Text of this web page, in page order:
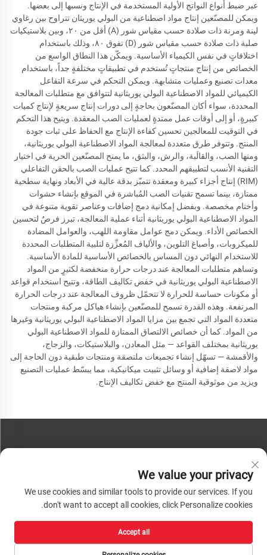
عبر ضبط أنواع النواتج الأولية المستخدمة في الإنتاج ونسبها إلى بعضها.
ويمكن للمصنّعين إنتاج مواد اصطناعية من البولي يوريثان تتراوح بين رغاوي
لينة ومرنة ذات صلادة حسب مقياس شور (A) أقل من ٢٠، وبين بلاستيكيات
صلبة ذات صلادة حسب مقياس شور (D) تفوق ٨٠، وذلك باستخدام
اختلافاتٍ في نفس الكيمياء الأساسية. ويمكّن هذا النطاق الواسع من
الخصائص من إنتاج منتجاتٍ تُستخدم في تطبيقاتٍ مختلفةٍ جداً، باستخدام
معدات تصنيع وعمليات متشابهة. ويمكن التحكم في سرعة التفاعل
الكيميائي للمواد الاصطناعية البولي يوريثانية لتتوافق مع متطلبات المعالجة
المحددة، سواء أكان المصنّعون بحاجةٍ إلى دورات إنتاج سريعةٍ لإنتاج كميات
كبيرةٍ، أو إلى أوقات عمل ممتدةٍ لعمليات الصب المعقدة. ويتيح هذا التحكم
في التوقيت للمعالجين تحسين كفاءة الإنتاج مع الحفاظ على ثبات جودة
المنتج. وتتوفر طرق متعددة لمعالجة المواد الاصطناعية البولي يوريثانية،
ومنها الصب، والقالَبة، والرش، والبثق، ما يمنح المصنّعين الحرية في اختيار
التقنية الأنسب لتطبيقهم المحدد. كما تتيح عمليات الصب بالحقن التفاعلي
(RIM) إنتاج أجزاء كبيرة ومعقدة تتميّز بدقة عالية في الأبعاد ونهاية سطحية
ممتازة، بينما تسمح تقنيات الصب المُباشرة في الموقع بإنشاء حشوات
وأختام مخصصة. وبفضل إمكانية دمج إضافات وعناصر تقوية متنوعة في
المواد الاصطناعية البولي يوريثانية أثناء عملية المعالجة، تبرز فرصٌ لتحسين
الخصائص الأداء. ويمكن دمج عوامل مقاومة اللهب، والعوامل المضادة
للميكروبات، وأصباغ التلوين، والألياف المُعزِّزة لتلبية المتطلبات المحددة
للاستخدام النهائي دون المساس بالخصائص الأساسية للمادة الأساسية.
وتساهم متطلبات المعالجة عند درجات حرارة منخفضة لكثيرٍ من المواد
الاصطناعية البولي يوريثانية في خفض تكاليف الطاقة، وتتيح استخدام قواعد
أو مكونات حساسة للحرارة لا تتحمّل ظروف المعالجة عند درجات الحرارة
المرتفعة. وهذه القدرة تسمح للمصنّعين بإنشاء هياكل مركبة ومنتجات
متعددة المواد التي تجمع بين مزايا المواد الاصطناعية البولي يوريثانية وغيرها
من المواد. كما أن خصائص الالتصاق الممتازة للمواد الاصطناعية البولي
يوريثانية بمختلف القواعد — مثل المعادن، والبلاستيكات، والزجاج،
والأقمشة — تسهّل إنشاء تجميعات ملتصقة ومنتجات طبقية دون الحاجة إلى
مواد لاصقة إضافية أو وسائل تثبيت ميكانيكية، مما يبسّط عمليات التصنيع
ويزيد من موثوقية المنتج مع خفض تكاليف الإنتاج.
هاتف:+86-13793890209
هاتف:+86-13793890209
حقوق الطبع والنشر © ٢٠٢٦ شركة شاندونغ هواشينغ لتكنولوجيا المواد عالية التقنية
المحدودة. جميع الحقوق محفوظة. |سياسة الخصوصية
We value your privacy
We use cookies and similar tools to provide our services. If you
don't want to accept all cookies, click Personalize cookies.
Accept all